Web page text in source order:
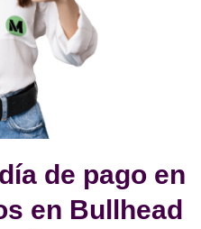
de pago en
en Bullhead